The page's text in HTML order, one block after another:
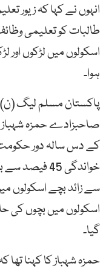
طالبات کو تعلیمی
اسکولوں میں لڑکوں
ہوا۔
پاکستان مسلم لیگ
صاحبزادے حمزہ
کے دس سالہ دور
سے زائد بچے اسکولوں
گیا۔
حمزہ شہباز کا کہنا تھا